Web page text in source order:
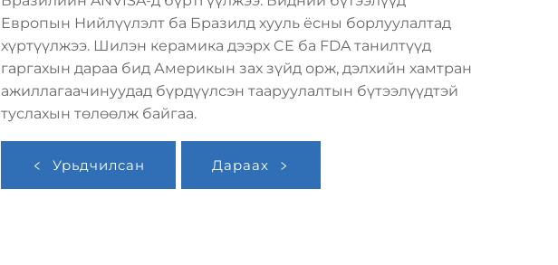
Европын Нийлүүлэлт ба Бразилд хууль ёсны борлуулалтад
хүртүүлжээ. Шилэн керамика дээрх CE ба FDA танилтүүд
гаргахын дараа бид Америкын зах зүйд орж, дэлхийн хамтран
ажиллагаачинуудад бүрдүүлсэн тааруулалтын бүтээлүүдтэй
туслахын төлөөлж байгаа.
Урьдчилсан Дараах